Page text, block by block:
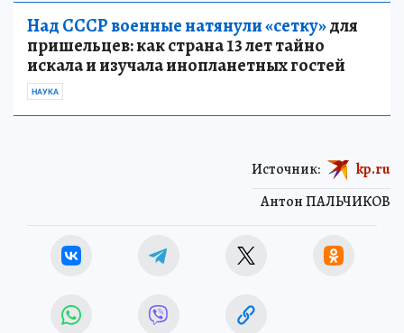
Над СССР военные натянули «сетку»для
пришельцев: как страна 13 лет тайно
искала и изучала инопланетных гостей
НАУКА
Антон ПАЛЬЧИКОВ
Источник: kp.ru